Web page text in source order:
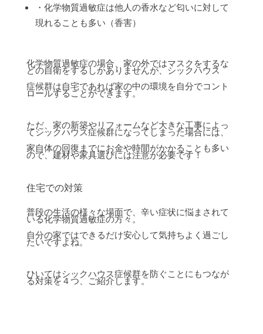
・化学物質過敏症は他人の香水など匂いに対して
現れることも多い（香害）
化学物質過敏症の場合、家の外ではマスクをするな
どの自衛をするしかありませんが、シックハウス
症候群は自宅であれば家の中の環境を自分でコント
ロールすることができます。
ただ、家の新築やリフォームなど大きな工事によっ
てシックハウス症候群になってしまった場合には、
家自体の回復までにお金や時間がかかることも多い
ので、建材や家具選びには注意が必要です！
住宅での対策
普段の生活の様々な場面で、辛い症状に悩まされて
いる化学物質過敏症の方々。
自分の家ではできるだけ安心して気持ちよく過ごし
たいですよね。
ひいてはシックハウス症候群を防ぐことにもつなが
る対策を４つ、ご紹介します。